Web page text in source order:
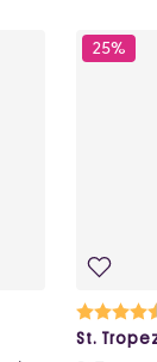
25%
St.